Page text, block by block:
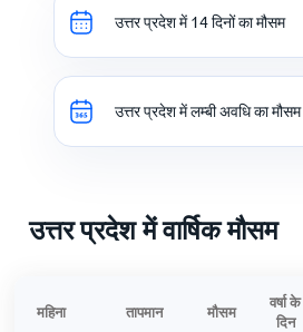
उत्तर प्रदेश में 14 दिनों का मौसम
उत्तर प्रदेश में लम्बी अवधि का मौसम
उत्तर प्रदेश में वार्षिक मौसम
महिना तापमान मौसम
वर्षा के
दिन